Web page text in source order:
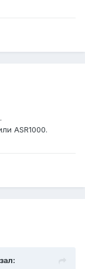
ASR1000.